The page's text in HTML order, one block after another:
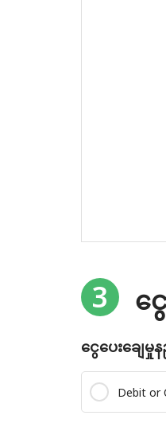
3 ငွ
ငွေပေးချေမှု
Debit or